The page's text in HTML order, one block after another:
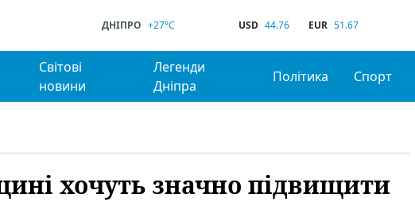
ДНІПРО +27°C USD 44.76 EUR 51.67
Світові
новини
Легенди
Дніпра
Політика Спорт
хочуть значно підвищити